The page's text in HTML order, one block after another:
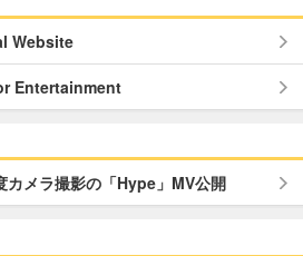
Website
Entertainment
メラ撮影の「Hype」MV公開